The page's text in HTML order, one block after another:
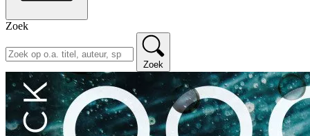
Zoek
Zoek